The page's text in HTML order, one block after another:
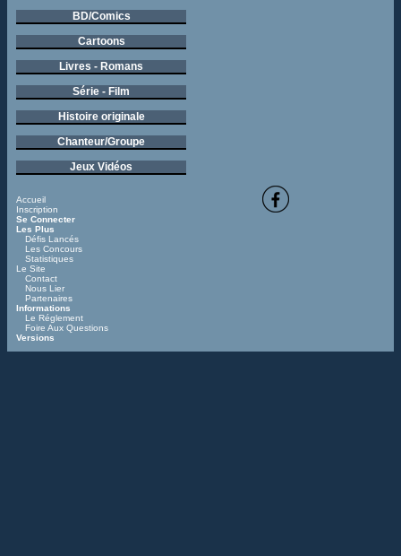
BD/Comics
Cartoons
Livres - Romans
Série - Film
Histoire originale
Chanteur/Groupe
Jeux Vidéos
Accueil
Inscription
Se Connecter
Les Plus
Défis Lancés
Les Concours
Statistiques
Le Site
Contact
Nous Lier
Partenaires
Informations
Le Réglement
Foire Aux Questions
Versions